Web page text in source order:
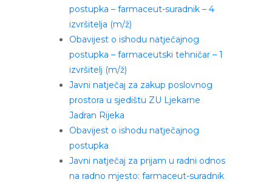
postupka – farmaceut-suradnik – 4
izvršitelja (m/ž)
Obavijest o ishodu natječajnog
postupka – farmaceutski tehničar – 1
izvršitelj (m/ž)
Javni natječaj za zakup poslovnog
prostora u sjedištu ZU Ljekarne
Jadran Rijeka
Obavijest o ishodu natječajnog
postupka
Javni natječaj za prijam u radni odnos
na radno mjesto: farmaceut-suradnik